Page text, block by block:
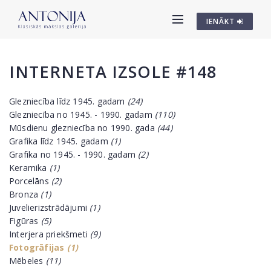
IENĀKT
INTERNETA IZSOLE #148
Glezniecība līdz 1945. gadam (24)
Glezniecība no 1945. - 1990. gadam (110)
Mūsdienu glezniecība no 1990. gada (44)
Grafika līdz 1945. gadam (1)
Grafika no 1945. - 1990. gadam (2)
Keramika (1)
Porcelāns (2)
Bronza (1)
Juvelierizstrādājumi (1)
Figūras (5)
Interjera priekšmeti (9)
Fotogrāfijas (1)
Mēbeles (11)